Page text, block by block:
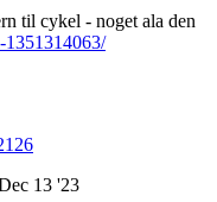
til cykel - noget ala den
1351314063/
13 '23